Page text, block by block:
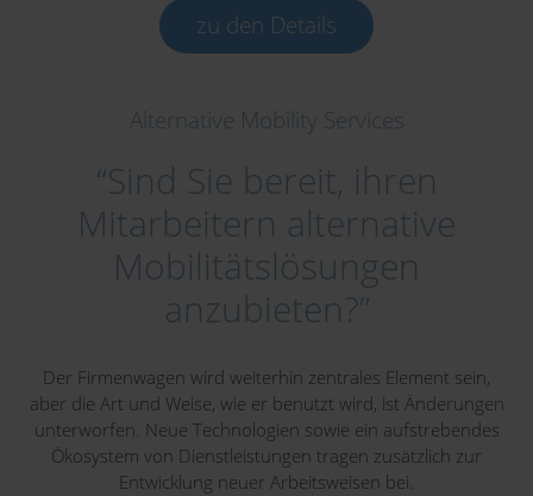
zu den Details
Alternative Mobility Services
“Sind Sie bereit, ihren
Mitarbeitern alternative
Mobilitäts­lösungen
anzubieten?”
Der Firmenwagen wird weiterhin zentrales Element sein,
aber die Art und Weise, wie er benutzt wird, ist Änderungen
unterworfen. Neue Technologien sowie ein aufstrebendes
Ökosystem von Dienstleistungen tragen zusätzlich zur
Entwicklung neuer Arbeitsweisen bei.